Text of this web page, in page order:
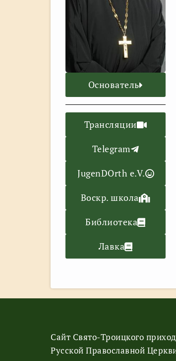
Основатель
Трансляции
Telegram
JugenDOrth e.V.
Воскр. школа
Библиотека
Лавка
Сайт Свято-Троицкого
Русской Православной